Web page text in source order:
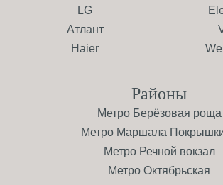
LG
Атлант
Haier
Районы
Метро Берёзовая роща
Метро Маршала
Метро Речной вокзал
Метро Октябрьская